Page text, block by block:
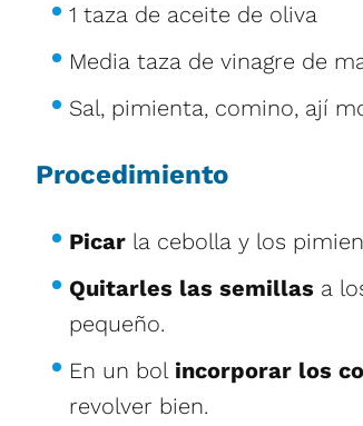
1 taza de aceite de oliva
Media taza de vinagre de
Sal, pimienta, comino, ají
Procedimiento
Picar la cebolla y los
Quitarles las semillas a
pequeño.
En un bolincorporar los
revolver bien.